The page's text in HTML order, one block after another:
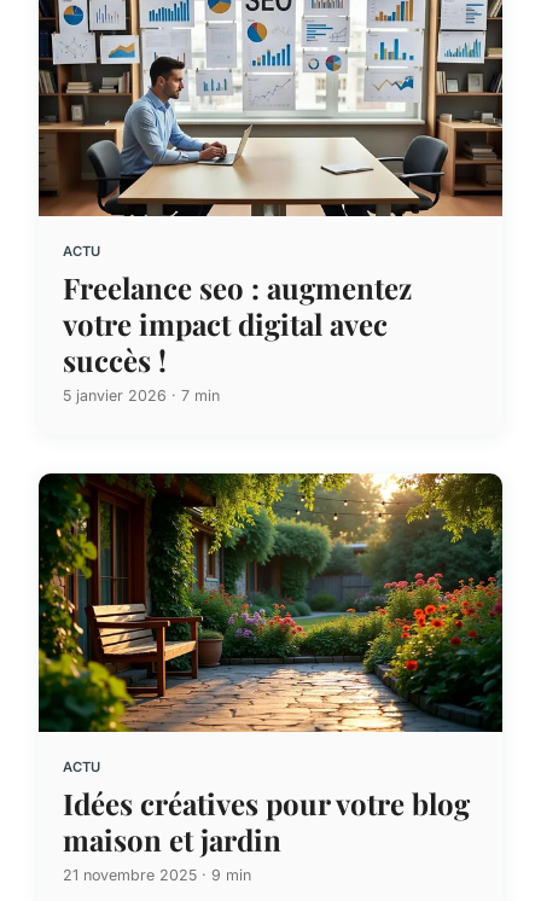
ACTU
Freelance seo : augmentez
votre impact digital avec
succès !
5 janvier 2026 · 7 min
ACTU
Idées créatives pour votre blog
maison et jardin
21 novembre 2025 · 9 min